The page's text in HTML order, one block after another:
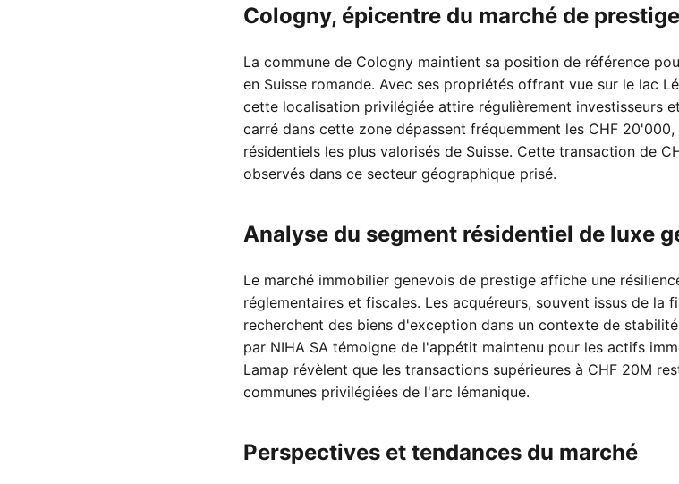
Cologny, épicentre du marché de
La commune de Cologny maintient sa position de référence
en Suisse romande. Avec ses propriétés offrant vue sur le lac
cette localisation privilégiée attire régulièrement investisseurs
carré dans cette zone dépassent fréquemment les CHF
résidentiels les plus valorisés de Suisse. Cette transaction de
observés dans ce secteur géographique prisé.
Analyse du segment résidentiel de luxe
Le marché immobilier genevois de prestige affiche une
réglementaires et fiscales. Les acquéreurs, souvent issus de la
recherchent des biens d'exception dans un contexte de
par NIHA SA témoigne de l'appétit maintenu pour les actifs
Lamap révèlent que les transactions supérieures à CHF 20M
communes privilégiées de l'arc lémanique.
Perspectives et tendances du marché